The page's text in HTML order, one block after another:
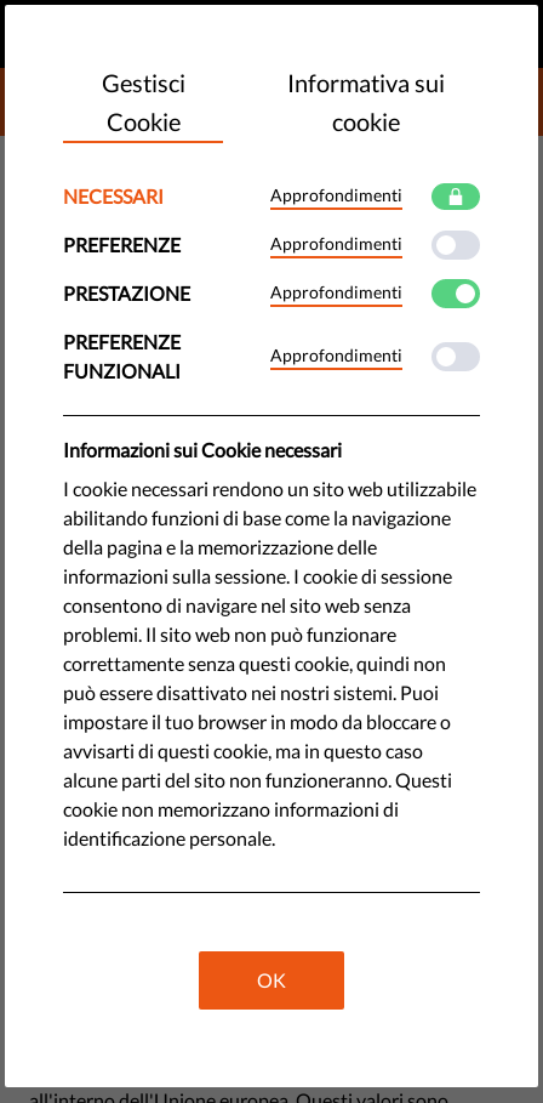
DONATE TO LIBERTIES
Parere congiunto sulla proposta
di Legge europea sulla libertà
dei media
Liberties, insieme alle organizzazioni dei giornalisti, della
Commissione europea su importanti elementi mancanti
nell'attuale bozza dell’EMFA.
by LibertiesEU
settembre 16, 2022
Le sottoscritte organizzazioni dei giornalisti, della libertà
dei media e dei diritti umani accolgono con favore
l'iniziativa della Commissione europea di rafforzare il
Gestisci
Cookie
Informativa sui
cookie
NECESSARI Approfondimenti
PREFERENZE Approfondimenti
PRESTAZIONE Approfondimenti
PREFERENZE
FUNZIONALI
Approfondimenti
Informazioni sui Cookie necessari
I cookie necessari rendono un sito web utilizzabile
abilitando funzioni di base come la navigazione
della pagina e la memorizzazione delle
informazioni sulla sessione. I cookie di sessione
consentono di navigare nel sito web senza
problemi. Il sito web non può funzionare
correttamente senza questi cookie, quindi non
può essere disattivato nei nostri sistemi. Puoi
impostare il tuo browser in modo da bloccare o
avvisarti di questi cookie, ma in questo caso
alcune parti del sito non funzioneranno. Questi
cookie non memorizzano informazioni di
identificazione personale.
OK